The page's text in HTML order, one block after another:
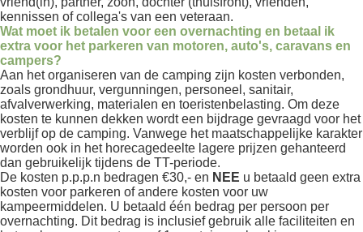
kennissen of collega's van een veteraan.
Wat moet ik betalen voor een overnachting en betaal ik
extra voor het parkeren van motoren, auto's, caravans en
campers?
Aan het organiseren van de camping zijn kosten verbonden,
zoals grondhuur, vergunningen, personeel, sanitair,
afvalverwerking, materialen en toeristenbelasting. Om deze
kosten te kunnen dekken wordt een bijdrage gevraagd voor het
verblijf op de camping. Vanwege het maatschappelijke karakter
worden ook in het horecagedeelte lagere prijzen gehanteerd
dan gebruikelijk tijdens de TT-periode.
De kosten p.p.p.n bedragen €30,- en NEE u betaald geen extra
kosten voor parkeren of andere kosten voor uw
kampeermiddelen. U betaald één bedrag per persoon per
overnachting. Dit bedrag is inclusief gebruik alle faciliteiten en